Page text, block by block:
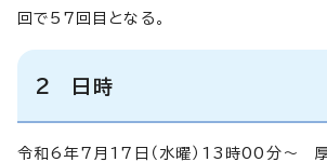
回で57回目となる。
2 日時
令和6年7月17日（水曜）13時00分～ 厚